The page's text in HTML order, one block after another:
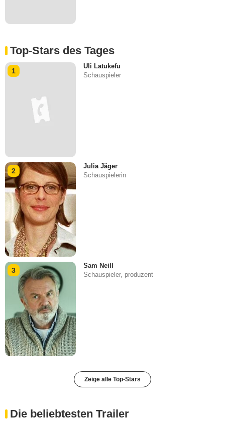
Top-Stars des Tages
1
Uli Latukefu
Schauspieler
2
Julia Jäger
Schauspielerin
3
Sam Neill
Schauspieler, produzent
Zeige alle Top-Stars
Die beliebtesten Trailer